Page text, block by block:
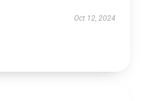
Oct 12, 2024